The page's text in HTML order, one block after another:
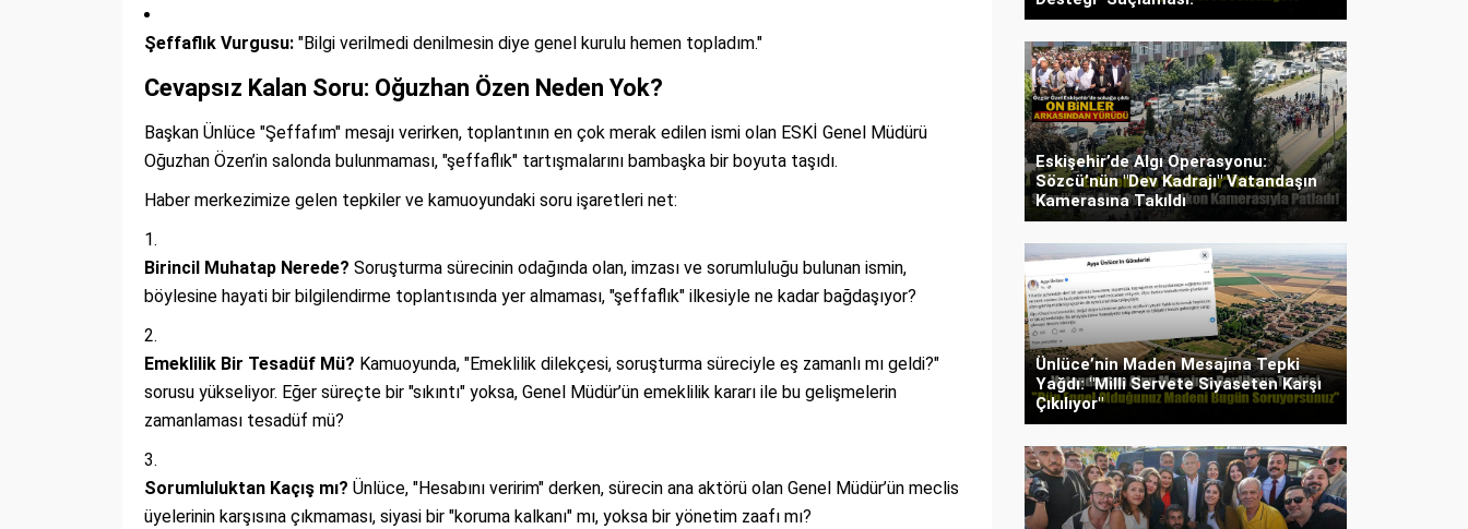
Şeffaflık Vurgusu: "Bilgi verilmedi denilmesin diye genel kurulu hemen topladım."
Cevapsız Kalan Soru: Oğuzhan Özen Neden Yok?
Başkan Ünlüce "Şeffafım" mesajı verirken, toplantının en çok merak edilen ismi olan ESKİ Genel Müdürü
Oğuzhan Özen’in salonda bulunmaması, "şeffaflık" tartışmalarını bambaşka bir boyuta taşıdı.
Haber merkezimize gelen tepkiler ve kamuoyundaki soru işaretleri net:
Birincil Muhatap Nerede? Soruşturma sürecinin odağında olan, imzası ve sorumluluğu bulunan ismin,
böylesine hayati bir bilgilendirme toplantısında yer almaması, "şeffaflık" ilkesiyle ne kadar bağdaşıyor?
Emeklilik Bir Tesadüf Mü? Kamuoyunda, "Emeklilik dilekçesi, soruşturma süreciyle eş zamanlı mı geldi?"
sorusu yükseliyor. Eğer süreçte bir "sıkıntı" yoksa, Genel Müdür’ün emeklilik kararı ile bu gelişmelerin
zamanlaması tesadüf mü?
Sorumluluktan Kaçış mı? Ünlüce, "Hesabını veririm" derken, sürecin ana aktörü olan Genel Müdür’ün meclis
üyelerinin karşısına çıkmaması, siyasi bir "koruma kalkanı" mı, yoksa bir yönetim zaafı mı?
Eskişehir’de Algı Operasyonu:
Sözcü’nün "Dev Kadrajı" Vatandaşın
Kamerasına Takıldı
Ünlüce’nin Maden Mesajına Tepki
Yağdı: "Milli Servete Siyaseten Karşı
Çıkılıyor"